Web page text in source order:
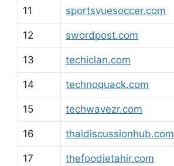
11 sportsvuesoccer.com
12 swordpost.com
13 techiclan.com
14 technoquack.com
15 techwavezr.com
16 thaidiscussionhub.com
17 thefoodietahir.com